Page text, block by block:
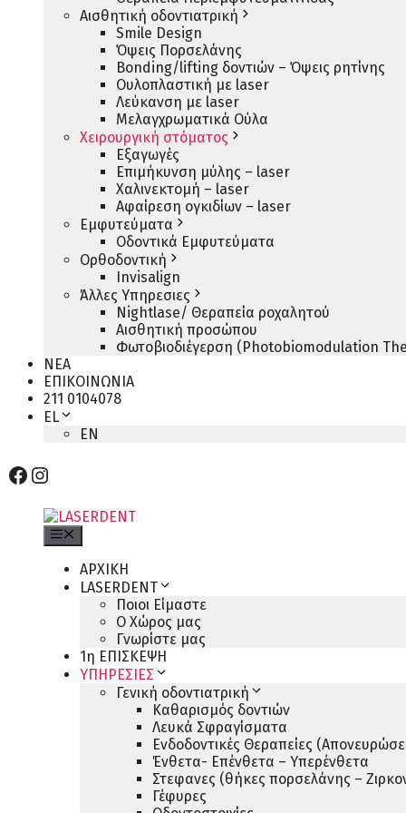
Αισθητική οδοντιατρική
Smile Design
Όψεις Πορσελάνης
Bonding/lifting δοντιών – Όψεις ρητίνης
Ουλοπλαστική με laser
Λεύκανση με laser
Μελαγχρωματικά Ούλα
Χειρουργική στόματος
Εξαγωγές
Επιμήκυνση μύλης – laser
Χαλινεκτομή – laser
Αφαίρεση ογκιδίων – laser
Εμφυτεύματα
Οδοντικά Εμφυτεύματα
Ορθοδοντική
Invisalign
Άλλες Υπηρεσιες
Nightlase/ Θεραπεία ροχαλητού
Αισθητική προσώπου
Φωτοβιοδιέγερση (Photobiomodulation
ΝΕΑ
ΕΠΙΚΟΙΝΩΝΙΑ
211 0104078
EL
EN
Facebook
Instagram
ΑΡΧΙΚΗ
LASERDENT
Ποιοι Είμαστε
Ο Χώρος μας
Γνωρίστε μας
1η ΕΠΙΣΚΕΨΗ
ΥΠΗΡΕΣΙΕΣ
Γενική οδοντιατρική
Καθαρισμός δοντιών
Λευκά Σφραγίσματα
Ενδοδοντικές Θεραπείες
Ένθετα- Επένθετα – Υπερένθετα
Στεφανες (θήκες πορσελάνης –
Γέφυρες